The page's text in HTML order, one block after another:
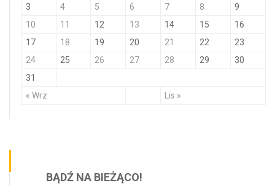
« Wrz Lis »
3 4 5 6 7 8
9
10
11 12 13 14 15
16
17
18 19 20 21 22
23
24
25 26 27 28 29
30
31
BĄDŹ NA BIEŻĄCO!